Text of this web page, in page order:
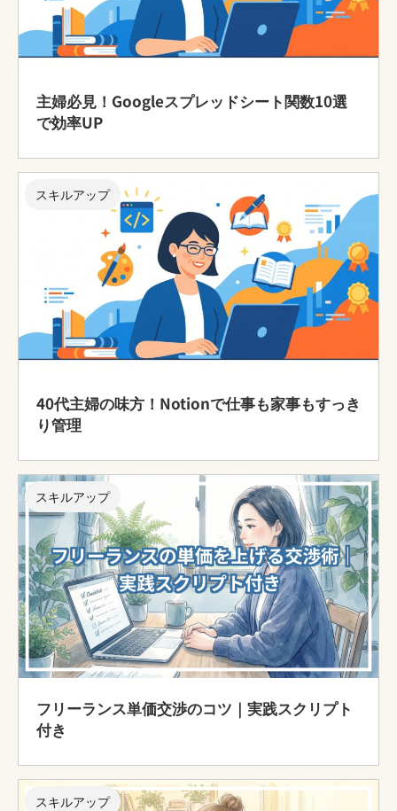
主婦必見！Googleスプレッドシート関数10選
で効率UP
スキルアップ
40代主婦の味方！Notionで仕事も家事もすっき
り管理
スキルアップ
フリーランス単価交渉のコツ｜実践スクリプト
付き
スキルアップ